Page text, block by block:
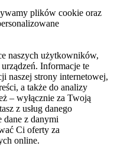
plików cookie oraz
naszych użytkowników,
Informacje te
naszej strony internetowej,
a także do analizy
– wyłącznie za Twoją
z usług danego
z danymi
Ci oferty za
online.